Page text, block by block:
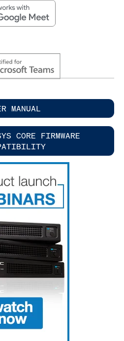
MANUAL
CORE FIRMWARE